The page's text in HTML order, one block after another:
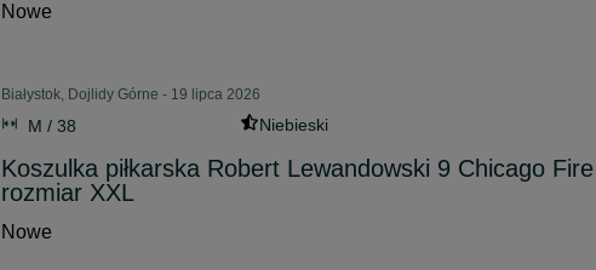
Nowe
Białystok, Dojlidy Górne - 19 lipca 2026
M / 38 Niebieski
Koszulka piłkarska Robert Lewandowski 9 Chicago Fire
rozmiar XXL
Nowe